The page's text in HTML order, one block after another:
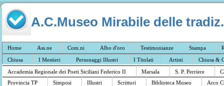
A.C.Museo Mirabile delle
Home Ass.ne Com.ni Albo d'oro Testimonianze Stampa
Chiusa
I Mestieri Personaggi Illustri I Titolati Artisti
Chiusa &
Accademia Regionale dei Poeti Siciliani Federico II
Marsala S. P. Perriere
Provincia TP
Simposi Illustri Scrittori Biblioteca Museo Arco